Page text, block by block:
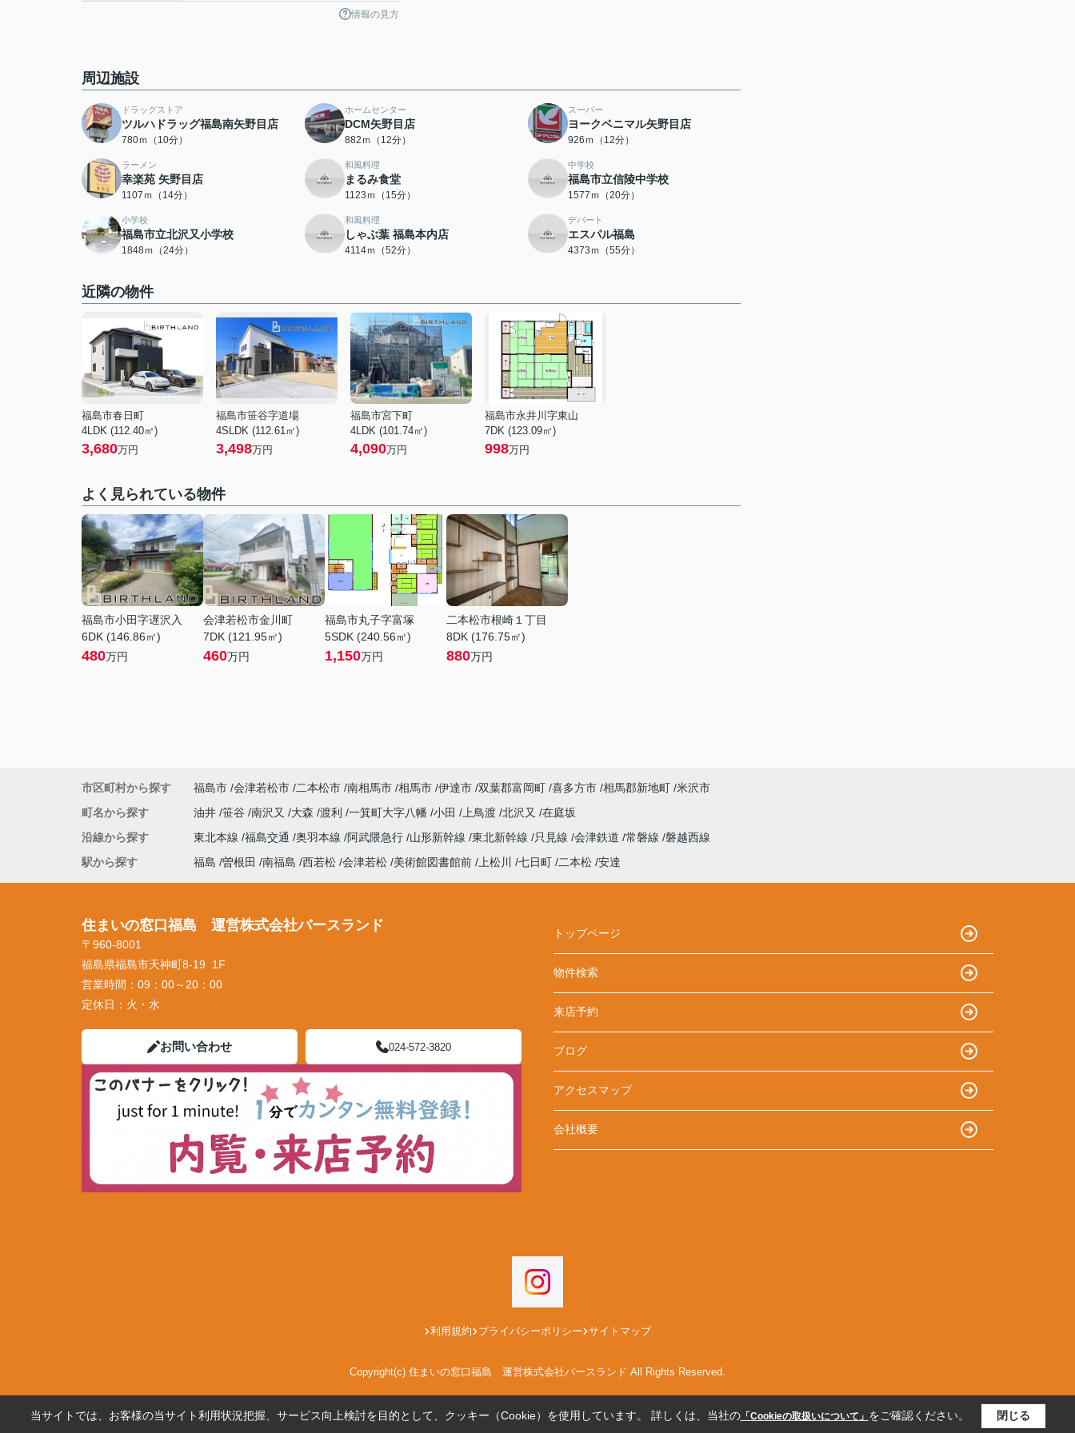
情報の見方
周辺施設
ドラッグストア
ツルハドラッグ福島南矢野目店
780ｍ（10分）
ホームセンター
DCM矢野目店
882ｍ（12分）
スーパー
ヨークベニマル矢野目店
926ｍ（12分）
ラーメン
幸楽苑 矢野目店
1107ｍ（14分）
和風料理
まるみ食堂
1123ｍ（15分）
中学校
福島市立信陵中学校
1577ｍ（20分）
小学校
福島市立北沢又小学校
1848ｍ（24分）
和風料理
しゃぶ葉 福島本内店
4114ｍ（52分）
デパート
エスパル福島
4373ｍ（55分）
近隣の物件
福島市春日町
4LDK (112.40㎡)
3,680万円
福島市笹谷字道場
4SLDK (112.61㎡)
3,498万円
福島市宮下町
4LDK (101.74㎡)
4,090万円
福島市永井川字東山
7DK (123.09㎡)
998万円
よく見られている物件
福島市小田字遅沢入
6DK (146.86㎡)
480万円
会津若松市金川町
7DK (121.95㎡)
460万円
福島市丸子字富塚
5SDK (240.56㎡)
1,150万円
二本松市根崎１丁目
8DK (176.75㎡)
880万円
市区町村から探す 福島市 会津若松市 二本松市 南相馬市 相馬市 伊達市 双葉郡富岡町 喜多方市 相馬郡新地町 米沢市
町名から探す
油井 笹谷 南沢又 大森 渡利 一箕町大字八幡 小田 上鳥渡 北沢又
在庭坂
沿線から探す
東北本線 福島交通 奥羽本線 阿武隈急行 山形新幹線 東北新幹線 只見線 会津鉄道 常磐線 磐越西線
駅から探す
福島 曽根田 南福島 西若松 会津若松 美術館図書館前 上松川 七日町 二本松 安達
住まいの窓口福島 運営株式会社バースランド
〒960-8001
福島県福島市天神町8-19 1F
営業時間： 09：00～20：00
定休日： 火・水
お問い合わせ 024-572-3820
トップページ
物件検索
来店予約
ブログ
アクセスマップ
会社概要
利用規約 プライバシーポリシー サイトマップ
Copyright(c) 住まいの窓口福島 運営株式会社バースランド All Rights Reserved.
当サイトでは、お客様の当サイト利用状況把握、サービス向上検討を目的として、クッキー（Cookie）を使用しています。 詳しくは、当社の「Cookieの取扱いについて」 をご確認ください。 閉じる